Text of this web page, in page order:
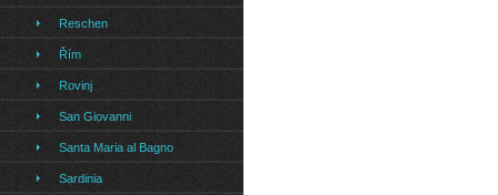
Reschen
Řím
Rovinj
San Giovanni
Santa Maria al Bagno
Sardinia